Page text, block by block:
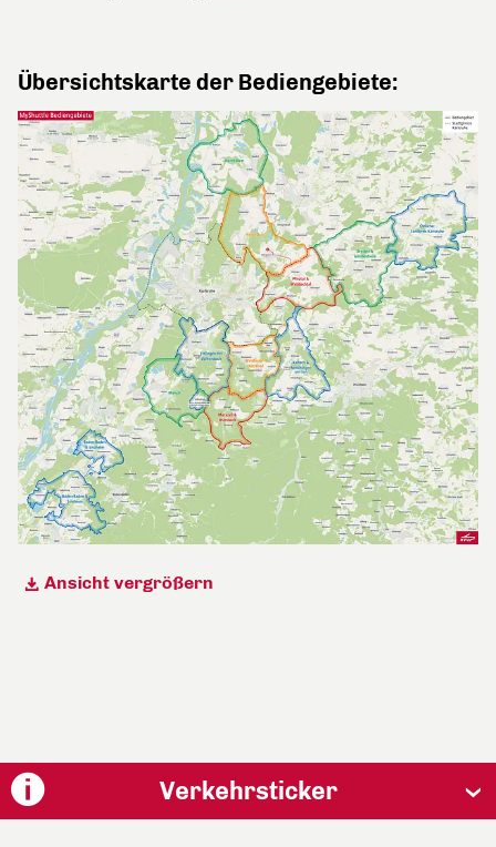
Übersichtskarte der Bediengebiete:
Ansicht vergrößern
Verkehrsticker